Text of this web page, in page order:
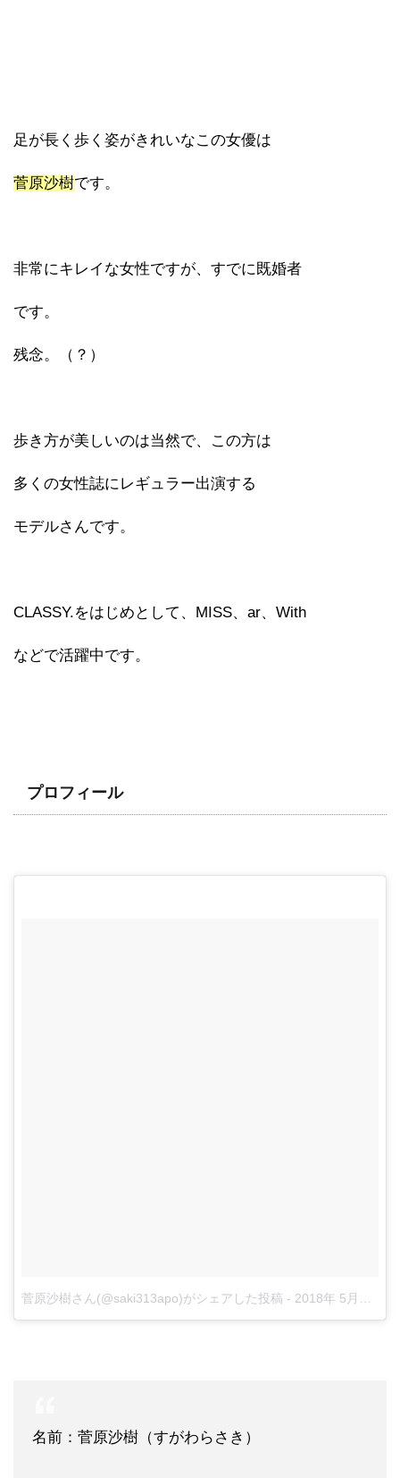
足が長く歩く姿がきれいなこの女優は
菅原沙樹です。
非常にキレイな女性ですが、すでに既婚者
です。
残念。（？）
歩き方が美しいのは当然で、この方は
多くの女性誌にレギュラー出演する
モデルさんです。
CLASSY.をはじめとして、MISS、ar、With
などで活躍中です。
プロフィール
菅原沙樹さん(@saki313apo)がシェアした投稿 - 2018年 5月月1日午前4時54分PDT
名前：菅原沙樹（すがわらさき）